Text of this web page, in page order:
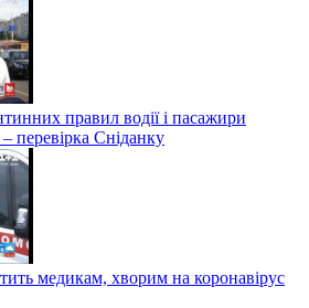
правил водії і пасажири
перевірка Сніданку
медикам, хворим на коронавірус